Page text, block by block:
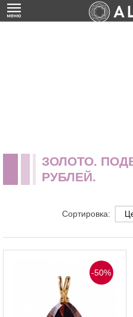
ЗОЛОТО.
РУБЛЕЙ.
Сортировка:
-50%